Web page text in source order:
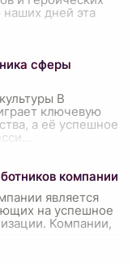
дней эта
сферы
В
ключевую
а её успешное
компании
является
на успешное
Компании,